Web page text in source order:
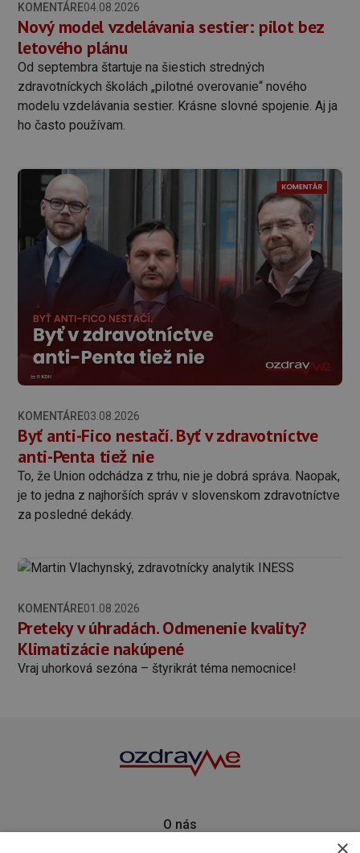
KOMENTÁRE04.08.2026
Nový model vzdelávania sestier: pilot bez
letového plánu
Od septembra štartuje na šiestich stredných
zdravotníckych školách „pilotné overovanie“ nového
modelu vzdelávania sestier. Krásne slovné spojenie. Aj ja
ho často používam.
KOMENTÁRE03.08.2026
Byť anti-Fico nestačí. Byť v zdravotníctve
anti-Penta tiež nie
To, že Union odchádza z trhu, nie je dobrá správa. Naopak,
je to jedna z najhorších správ v slovenskom zdravotníctve
za posledné dekády.
KOMENTÁRE01.08.2026
Preteky v úhradách. Odmenenie kvality?
Klimatizácie nakúpené
Vraj uhorková sezóna – štyrikrát téma nemocnice!
O nás